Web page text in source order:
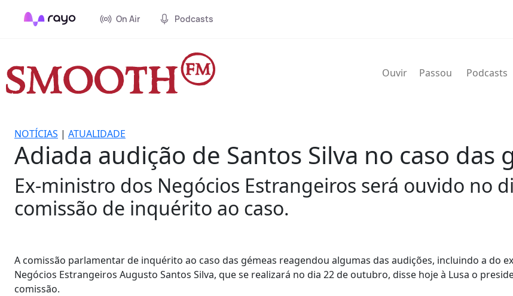
On Air Podcasts
Ouvir Passou Podcasts
NOTÍCIAS | ATUALIDADE
Adiada audição de Santos Silva no caso das
Ex-ministro dos Negócios Estrangeiros será ouvido no
comissão de inquérito ao caso.
A comissão parlamentar de inquérito ao caso das gémeas reagendou algumas das audições, incluindo a do
Negócios Estrangeiros Augusto Santos Silva, que se realizará no dia 22 de outubro, disse hoje à Lusa o
comissão.